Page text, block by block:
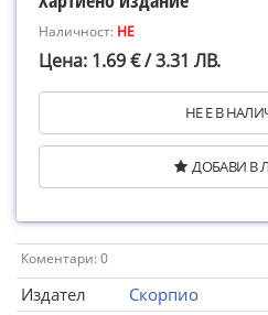
Наличност: НЕ
Цена: 1.69 € / 3.31 ЛВ.
НЕ Е В
ДОБАВИ В
Коментари: 0
Издател
Скорпио